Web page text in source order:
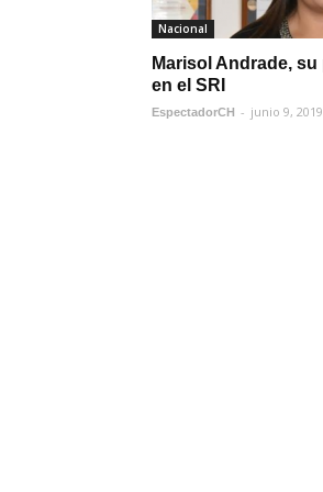
Nacional
Marisol Andrade,
en el SRI
EspectadorCH - junio 9, 2019